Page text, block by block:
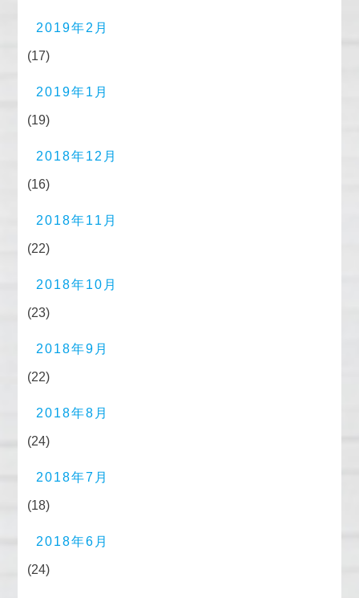
2019年2月
(17)
2019年1月
(19)
2018年12月
(16)
2018年11月
(22)
2018年10月
(23)
2018年9月
(22)
2018年8月
(24)
2018年7月
(18)
2018年6月
(24)